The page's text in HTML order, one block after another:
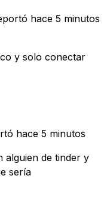
hace 5 minutos
y solo conectar
hace 5 minutos
alguien de tinder y
sería